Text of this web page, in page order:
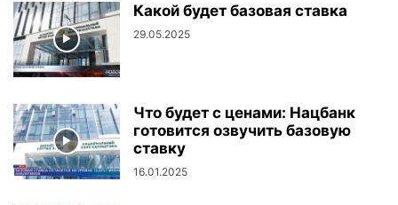
Какой будет базовая ставка
29.05.2025
Что будет с ценами: Нацбанк
готовится озвучить базовую
ставку
16.01.2025